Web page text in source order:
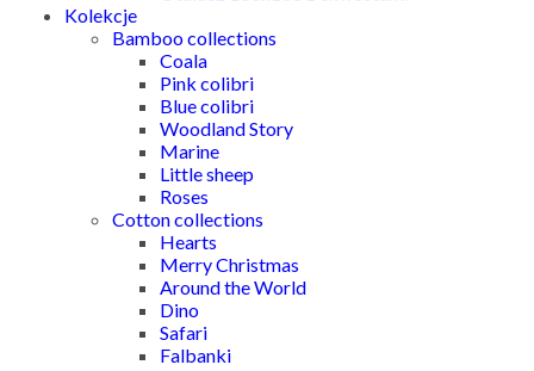
Kolekcje
Bamboo collections
Coala
Pink colibri
Blue colibri
Woodland Story
Marine
Little sheep
Roses
Cotton collections
Hearts
Merry Christmas
Around the World
Dino
Safari
Falbanki